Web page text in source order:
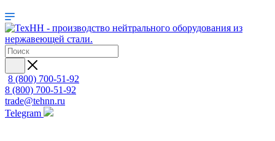
8 (800) 700-51-92
8 (800) 700-51-92
trade@tehnn.ru
Telegram